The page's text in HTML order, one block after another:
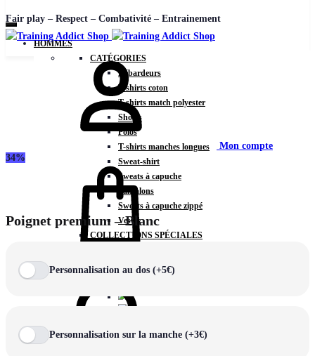
Fair play – Respect – Combativité – Entrainement
HOMMES
CATÉGORIES
Débardeurs
T-shirts coton
T-shirts match polyester
Shorts
Polos
T-shirts manches longues
Sweat-shirt
Sweats à capuche
Pantalons
Sweats à capuche zippé
Vestes
COLLECTIONS SPÉCIALES
Mon compte
34%
Poignet premium – Blanc
Personnalisation au dos (+5€)
Personnalisation sur la manche (+3€)